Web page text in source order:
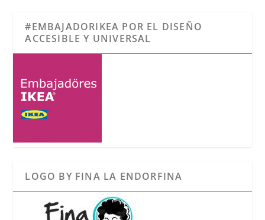
#EMBAJADORIKEA POR EL DISEÑO
ACCESIBLE Y UNIVERSAL
LOGO BY FINA LA ENDORFINA